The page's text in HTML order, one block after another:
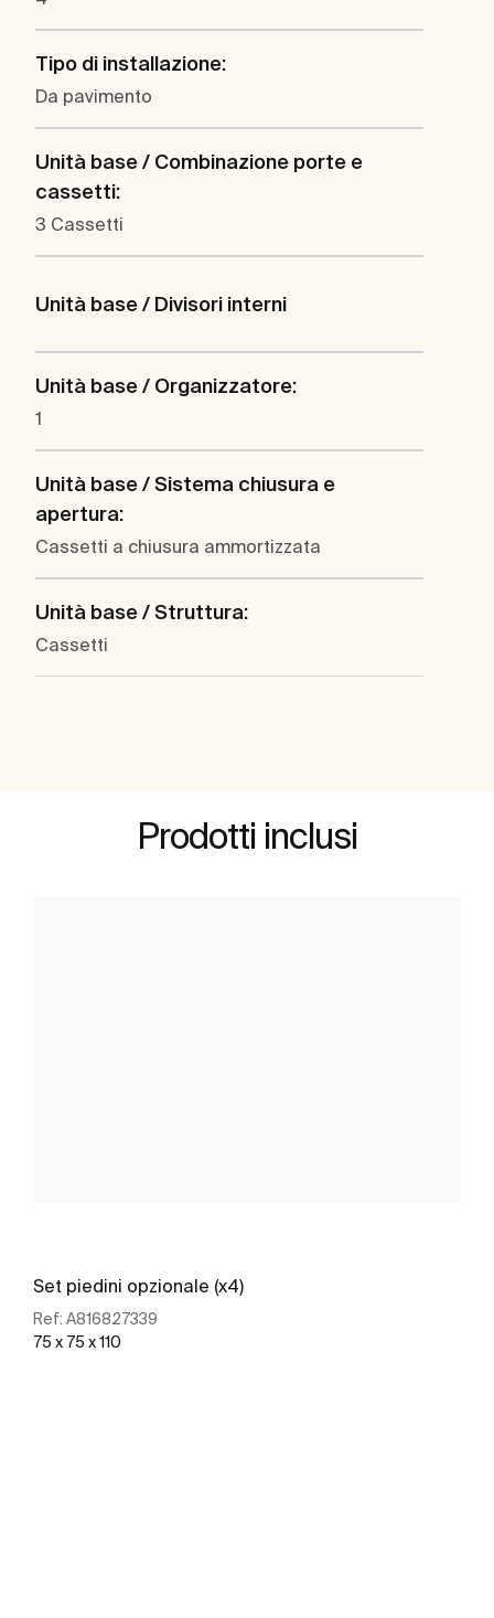
Tipo di installazione:
Da pavimento
Unità base / Combinazione porte e
cassetti:
3 Cassetti
Unità base / Divisori interni
Unità base / Organizzatore:
1
Unità base / Sistema chiusura e
apertura:
Cassetti a chiusura ammortizzata
Unità base / Struttura:
Cassetti
Prodotti inclusi
Set piedini opzionale (x4)
Ref: A816827339
75 x 75 x 110